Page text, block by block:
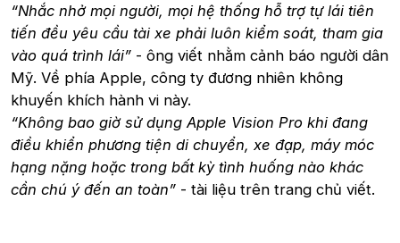
“Nhắc nhở mọi người, mọi hệ thống hỗ trợ tự lái tiên
tiến đều yêu cầu tài xe phải luôn kiểm soát, tham gia
vào quá trình lái” - ông viết nhằm cảnh báo người dân
Mỹ. Về phía Apple, công ty đương nhiên không
khuyến khích hành vi này.
“Không bao giờ sử dụng Apple Vision Pro khi đang
điều khiển phương tiện di chuyển, xe đạp, máy móc
hạng nặng hoặc trong bất kỳ tình huống nào khác
cần chú ý đến an toàn” - tài liệu trên trang chủ viết.